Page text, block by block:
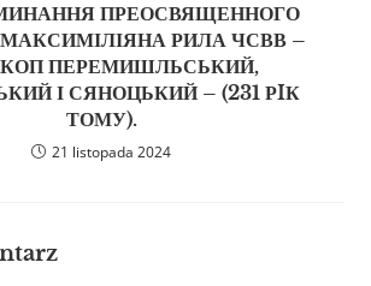
ПРЕОСВЯЩЕННОГО
РИЛА ЧСВВ –
ПЕРЕМИШЛЬСЬКИЙ,
І СЯНОЦЬКИЙ – (231 РIК
ТОМУ).
21 listopada 2024